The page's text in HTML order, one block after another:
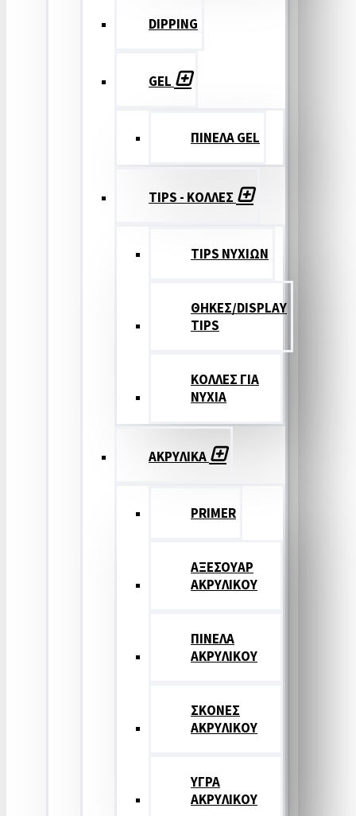
DIPPING
GEL
ΠΙΝΕΛΑ GEL
TIPS - ΚΟΛΛΕΣ
TIPS ΝΥΧΙΩΝ
ΘΗΚΕΣ/DISPLAY
TIPS
ΚΟΛΛΕΣ ΓΙΑ
ΝΥΧΙΑ
ΑΚΡΥΛΙΚΑ
PRIMER
ΑΞΕΣΟΥΑΡ
ΑΚΡΥΛΙΚΟΥ
ΠΙΝΕΛΑ
ΑΚΡΥΛΙΚΟΥ
ΣΚΟΝΕΣ
ΑΚΡΥΛΙΚΟΥ
ΥΓΡΑ
ΑΚΡΥΛΙΚΟΥ